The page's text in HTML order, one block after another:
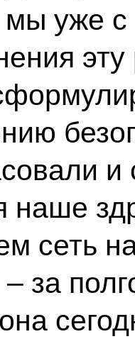
мы уже
наше
сеть
за